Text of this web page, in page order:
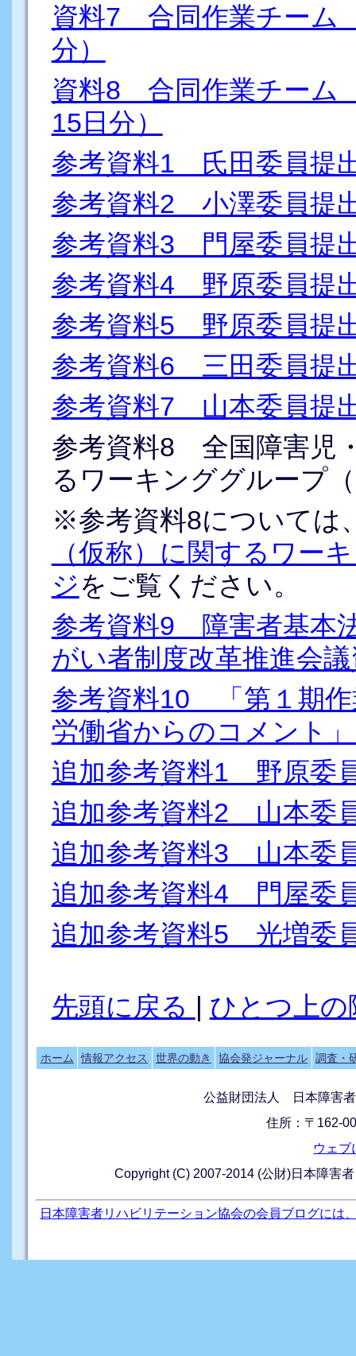
資料7 合同作業チーム
分）
資料8 合同作業チーム
15日分）
参考資料1 氏田委員提
参考資料2 小澤委員提
参考資料3 門屋委員提
参考資料4 野原委員提
参考資料5 野原委員提
参考資料6 三田委員提
参考資料7 山本委員提
参考資料8 全国障害児
るワーキンググループ
※参考資料8については
（仮称）に関するワー
ジをご覧ください。
参考資料9 障害者基本
がい者制度改革推進会
参考資料10 「第１期作
労働省からのコメント
追加参考資料1 野原委
追加参考資料2 山本委
追加参考資料3 山本委
追加参考資料4 門屋委
追加参考資料5 光増委
先頭に戻る | ひとつ上の
ホーム 情報アクセス 世界の動き 協会発ジャーナル 調査・
公益財団法人 日本障害
住所：〒162-
ウェブ
Copyright (C) 2007-2014 (公財)日本障害
日本障害者リハビリテーション協会の会員ブログには